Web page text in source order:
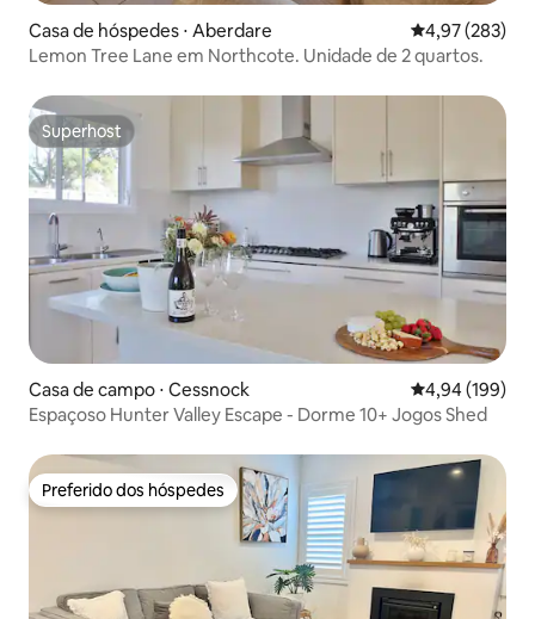
Casa de hóspedes ⋅ Aberdare 4,97 de uma
4,97 (283)
Lemon Tree Lane em Northcote. Unidade de 2 quartos.
Superhost
Superhost
Casa de campo ⋅ Cessnock 4,94 de uma
4,94 (199)
Espaçoso Hunter Valley Escape - Dorme 10+ Jogos Shed
Preferido dos hóspedes
Preferido dos hóspedes